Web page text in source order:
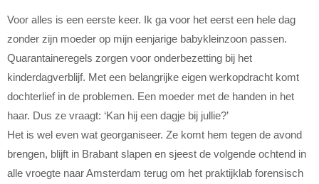
Voor alles is een eerste keer. Ik ga voor het eerst een hele dag
zonder zijn moeder op mijn eenjarige babykleinzoon passen.
Quarantaineregels zorgen voor onderbezetting bij het
kinderdagverblijf. Met een belangrijke eigen werkopdracht komt
dochterlief in de problemen. Een moeder met de handen in het
haar. Dus ze vraagt: ‘Kan hij een dagje bij jullie?’
Het is wel even wat georganiseer. Ze komt hem tegen de avond
brengen, blijft in Brabant slapen en sjeest de volgende ochtend in
alle vroegte naar Amsterdam terug om het praktijklab forensisch